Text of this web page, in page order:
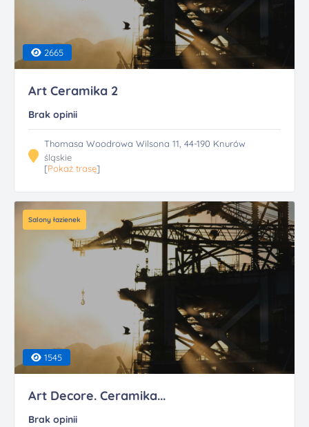
2665
Art Ceramika 2
Brak opinii
Thomasa Woodrowa Wilsona 11, 44-190 Knurów
śląskie
[Pokaż trasę]
Salony łazienek
1545
Art Decore. Ceramika...
Brak opinii